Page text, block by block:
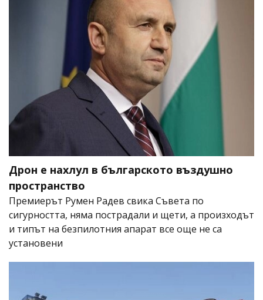
Дрон е нахлул в българското въздушно
пространство
Премиерът Румен Радев свика Съвета по
сигурността, няма пострадали и щети, а произходът
и типът на безпилотния апарат все още не са
установени